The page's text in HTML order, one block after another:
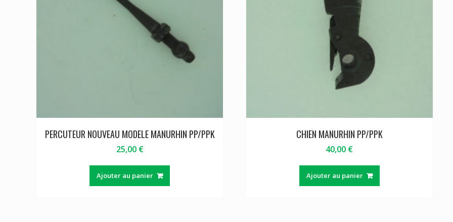
PERCUTEUR NOUVEAU MODELE MANURHIN PP/PPK
25,00 €
Ajouter au panier
CHIEN MANURHIN PP/PPK
40,00 €
Ajouter au panier